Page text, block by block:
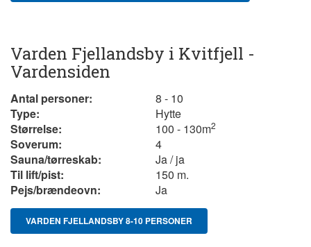
Varden Fjellandsby i Kvitfjell -
Vardensiden
Antal personer:
8 - 10
Type:
Hytte
Størrelse:
100 - 130m2
Soverum:
4
Sauna/tørreskab:
Ja / ja
Til lift/pist:
150 m.
Pejs/brændeovn:
Ja
VARDEN FJELLANDSBY 8-10 PERSONER